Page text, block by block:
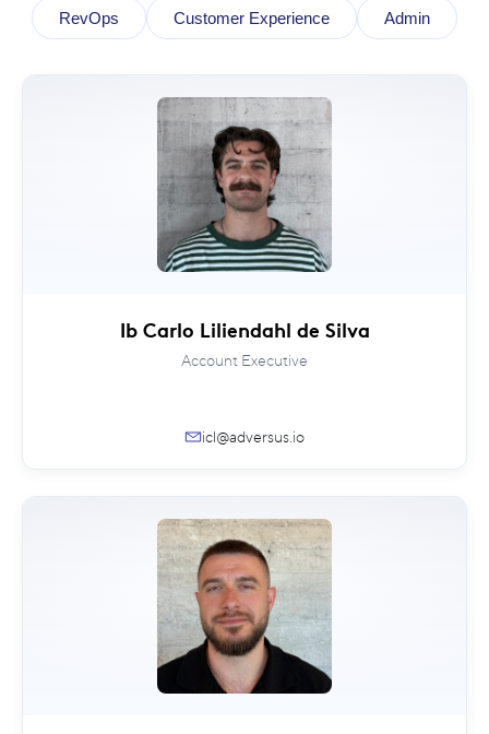
RevOps Customer Experience Admin
Ib Carlo Liliendahl de Silva
Account Executive
icl@adversus.io